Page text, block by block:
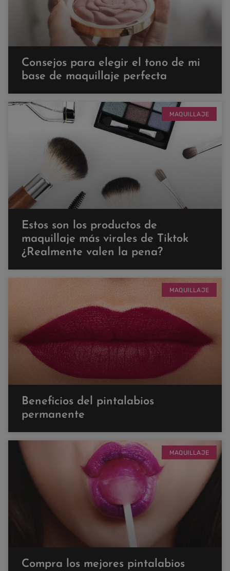
Consejos para elegir el tono de mi
base de maquillaje perfecta
MAQUILLAJE
Estos son los productos de
maquillaje más virales de Tiktok
¿Realmente valen la pena?
MAQUILLAJE
Beneficios del pintalabios
permanente
MAQUILLAJE
Compra los mejores pintalabios